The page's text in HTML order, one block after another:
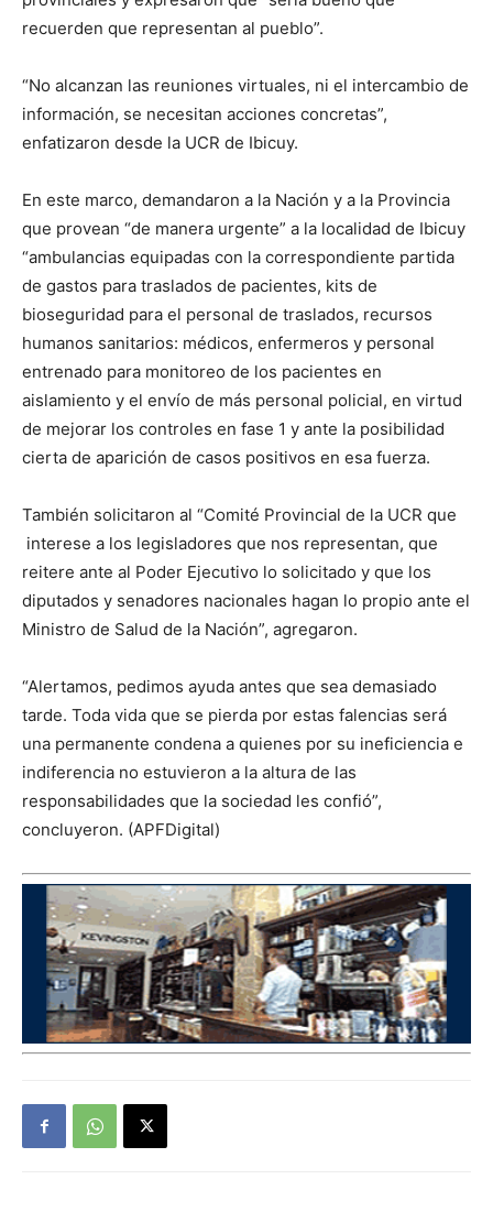
recuerden que representan al pueblo”.
“No alcanzan las reuniones virtuales, ni el intercambio de
información, se necesitan acciones concretas”,
enfatizaron desde la UCR de Ibicuy.
En este marco, demandaron a la Nación y a la Provincia
que provean “de manera urgente” a la localidad de Ibicuy
“ambulancias equipadas con la correspondiente partida
de gastos para traslados de pacientes, kits de
bioseguridad para el personal de traslados, recursos
humanos sanitarios: médicos, enfermeros y personal
entrenado para monitoreo de los pacientes en
aislamiento y el envío de más personal policial, en virtud
de mejorar los controles en fase 1 y ante la posibilidad
cierta de aparición de casos positivos en esa fuerza.
También solicitaron al “Comité Provincial de la UCR que
interese a los legisladores que nos representan, que
reitere ante al Poder Ejecutivo lo solicitado y que los
diputados y senadores nacionales hagan lo propio ante el
Ministro de Salud de la Nación”, agregaron.
“Alertamos, pedimos ayuda antes que sea demasiado
tarde. Toda vida que se pierda por estas falencias será
una permanente condena a quienes por su ineficiencia e
indiferencia no estuvieron a la altura de las
responsabilidades que la sociedad les confió”,
concluyeron. (APFDigital)